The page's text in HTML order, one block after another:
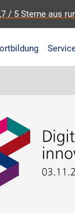
/ 5 Sterne aus